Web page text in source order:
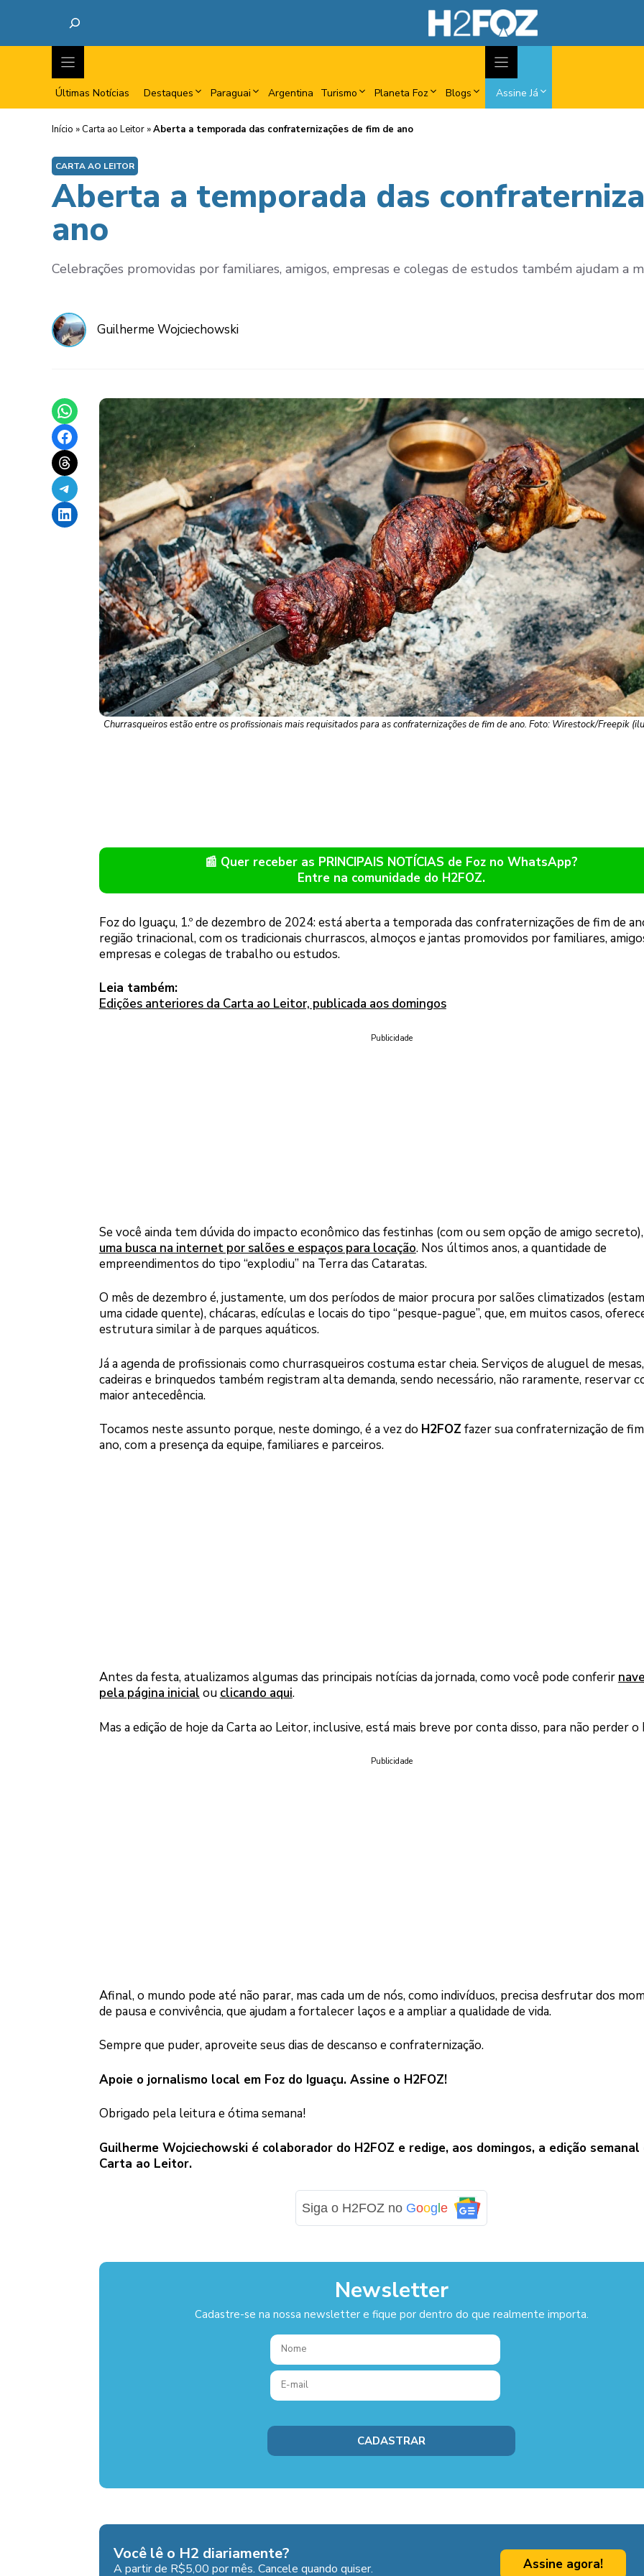
Últimas Notícias Destaques Paraguai Argentina Turismo Planeta Foz Blogs Assine Já
Início » Carta ao Leitor »Aberta a temporada das confraternizações de fim de ano
CARTA AO LEITOR
Aberta a temporada das
ano
Celebrações promovidas por familiares, amigos, empresas e colegas de estudos também ajudam a
Guilherme Wojciechowski
Share on WhatsApp
Share on Facebook
Share on Threads
Share on Telegram
Share on LinkedIn
Churrasqueiros estão entre os profissionais mais requisitados para as confraternizações de fim de ano. Foto: Wirestock/Freepik
📰 Quer receber as PRINCIPAIS NOTÍCIAS de Foz no WhatsApp?
Entre na comunidade do H2FOZ.
Foz do Iguaçu, 1.º de dezembro de 2024: está aberta a temporada das confraternizações de fim de
região trinacional, com os tradicionais churrascos, almoços e jantas promovidos por familiares,
empresas e colegas de trabalho ou estudos.
Leia também:
Edições anteriores da Carta ao Leitor, publicada aos domingos
Publicidade
Se você ainda tem dúvida do impacto econômico das festinhas (com ou sem opção de amigo secreto),
uma busca na internet por salões e espaços para locação. Nos últimos anos, a quantidade de
empreendimentos do tipo “explodiu” na Terra das Cataratas.
O mês de dezembro é, justamente, um dos períodos de maior procura por salões climatizados
uma cidade quente), chácaras, edículas e locais do tipo “pesque-pague”, que, em muitos casos,
estrutura similar à de parques aquáticos.
Já a agenda de profissionais como churrasqueiros costuma estar cheia. Serviços de aluguel de mesas,
cadeiras e brinquedos também registram alta demanda, sendo necessário, não raramente, reservar
maior antecedência.
Tocamos neste assunto porque, neste domingo, é a vez do H2FOZ fazer sua confraternização de
ano, com a presença da equipe, familiares e parceiros.
Antes da festa, atualizamos algumas das principais notícias da jornada, como você pode conferir
pela página inicial ou clicando aqui.
Mas a edição de hoje da Carta ao Leitor, inclusive, está mais breve por conta disso, para não perder o
Publicidade
Afinal, o mundo pode até não parar, mas cada um de nós, como indivíduos, precisa desfrutar dos
de pausa e convivência, que ajudam a fortalecer laços e a ampliar a qualidade de vida.
Sempre que puder, aproveite seus dias de descanso e confraternização.
Apoie o jornalismo local em Foz do Iguaçu. Assine o H2FOZ!
Obrigado pela leitura e ótima semana!
Guilherme Wojciechowski é colaborador do H2FOZ e redige, aos domingos, a edição semanal
Carta ao Leitor.
Siga o H2FOZ no Goog le
Newsletter
Cadastre-se na nossa newsletter e fique por dentro do que realmente importa.
Você lê o H2 diariamente?
A partir de R$5,00 por mês. Cancele quando quiser. Assine agora!